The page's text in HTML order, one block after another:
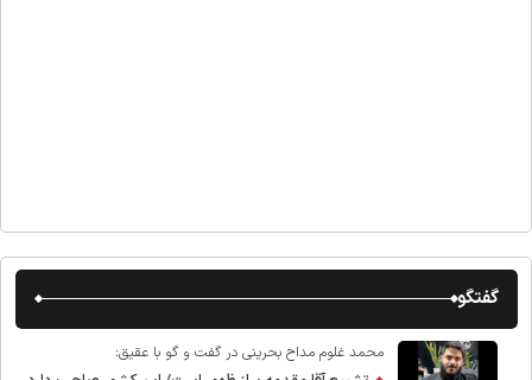
گفتگو
محمد غلوم مداح بحرینی در گفت و گو با عقیق: